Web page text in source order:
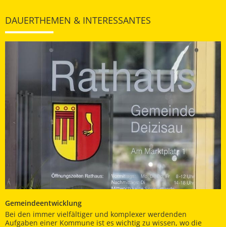
DAUERTHEMEN & INTERESSANTES
Gemeindeentwicklung
Bei den immer vielfältiger und komplexer werdenden
Aufgaben einer Kommune ist es wichtig zu wissen, wo die